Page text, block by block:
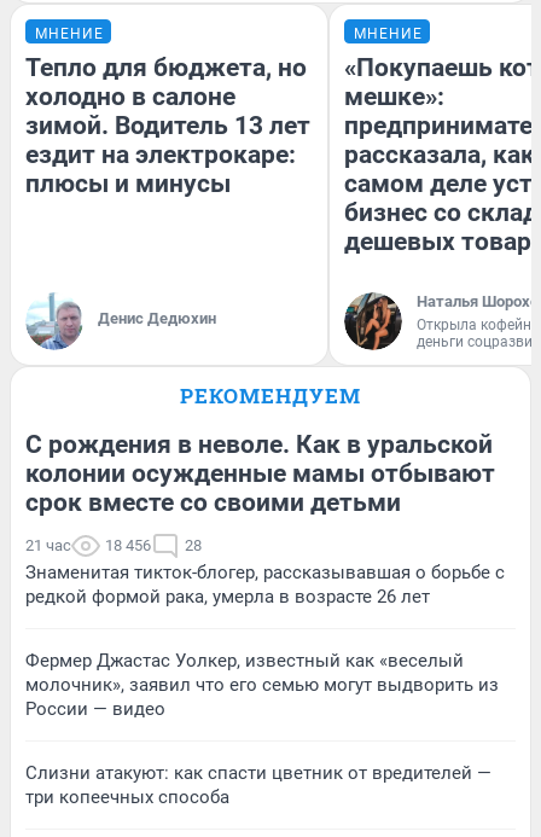
МНЕНИЕ
Тепло для бюджета, но
холодно в салоне
зимой. Водитель 13 лет
ездит на электрокаре:
плюсы и минусы
Денис Дедюхин
МНЕНИЕ
«Покупаешь
мешке»:
рассказала, как
самом деле
бизнес со
дешевых
Наталья
Открыла
деньги
РЕКОМЕНДУЕМ
С рождения в неволе. Как в уральской
колонии осужденные мамы отбывают
срок вместе со своими детьми
21 час 18 456 28
Знаменитая тикток-блогер, рассказывавшая о борьбе с
редкой формой рака, умерла в возрасте 26 лет
Фермер Джастас Уолкер, известный как «веселый
молочник», заявил что его семью могут выдворить из
России — видео
Слизни атакуют: как спасти цветник от вредителей —
три копеечных способа